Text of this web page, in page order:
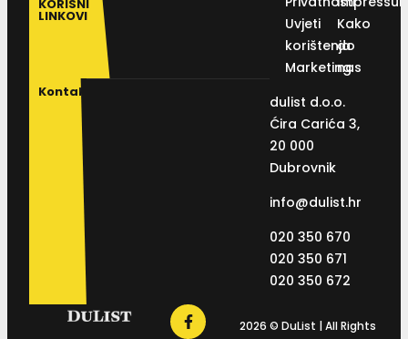
KORISNI
LINKOVI
Uvjeti
korištenja
Marketing
Kako
do
nas
Kontakt
dulist d.o.o.
Ćira Carića 3,
20 000
Dubrovnik
info@dulist.hr
020 350 670
020 350 671
020 350 672
2026 © DuList | All Rights